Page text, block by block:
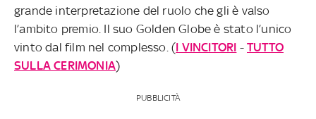
grande interpretazione del ruolo che gli è valso
l’ambito premio. Il suo Golden Globe è stato l’unico
vinto dal film nel complesso. (I VINCITORI -TUTTO
SULLA CERIMONIA)
PUBBLICITÀ